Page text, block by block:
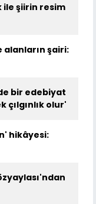
ile şiirin resim
alanların şairi:
bir edebiyat
olur'
hikâyesi: